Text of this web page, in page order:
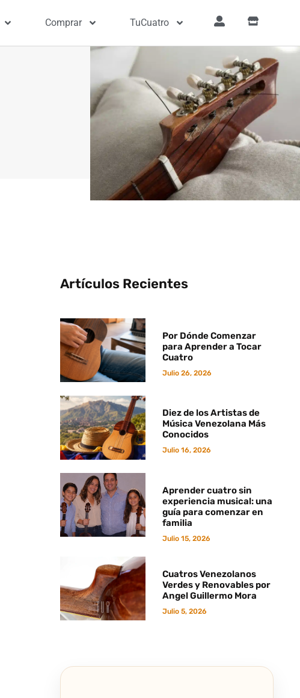
Comprar TuCuatro
Artículos Recientes
Por Dónde Comenzar
para Aprender a Tocar
Cuatro
Julio 26, 2026
Diez de los Artistas de
Música Venezolana Más
Conocidos
Julio 16, 2026
Aprender cuatro sin
experiencia musical: una
guía para comenzar en
familia
Julio 15, 2026
Cuatros Venezolanos
Verdes y Renovables por
Angel Guillermo Mora
Julio 5, 2026